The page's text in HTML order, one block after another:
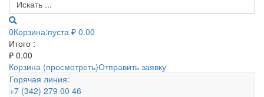
0Корзина:пуста ₽ 0.00
Итого :
₽ 0.00
Корзина (просмотреть)Отправить заявку
Горячая линия:
+7 (342) 279 00 46